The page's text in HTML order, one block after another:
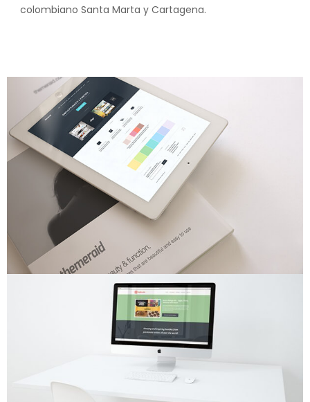
colombiano Santa Marta y Cartagena.